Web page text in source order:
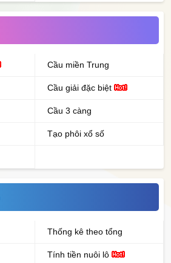
Cầu miền Trung
Cầu giải đặc biệt
Cầu 3 càng
Tạo phôi xổ số
Thống kê theo tổng
Tính tiền nuôi lô